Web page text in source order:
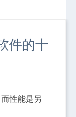
件的十
性能是另